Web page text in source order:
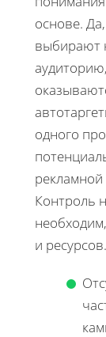
основе.
выбирают
одного
Контроль
и ресурсов.